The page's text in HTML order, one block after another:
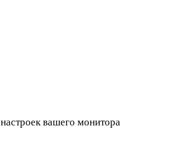
вашего монитора